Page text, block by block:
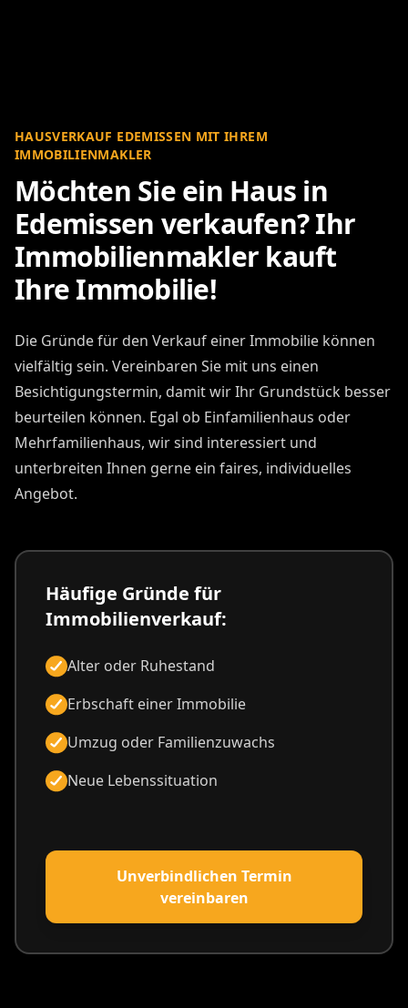
HAUSVERKAUF EDEMISSEN MIT IHREM
IMMOBILIENMAKLER
Möchten Sie ein Haus in
Edemissen verkaufen? Ihr
Immobilienmakler kauft
Ihre Immobilie!
Die Gründe für den Verkauf einer Immobilie können
vielfältig sein. Vereinbaren Sie mit uns einen
Besichtigungstermin, damit wir Ihr Grundstück besser
beurteilen können. Egal ob Einfamilienhaus oder
Mehrfamilienhaus, wir sind interessiert und
unterbreiten Ihnen gerne ein faires, individuelles
Angebot.
Häufige Gründe für
Immobilienverkauf:
Alter oder Ruhestand
Erbschaft einer Immobilie
Umzug oder Familienzuwachs
Neue Lebenssituation
Unverbindlichen Termin
vereinbaren